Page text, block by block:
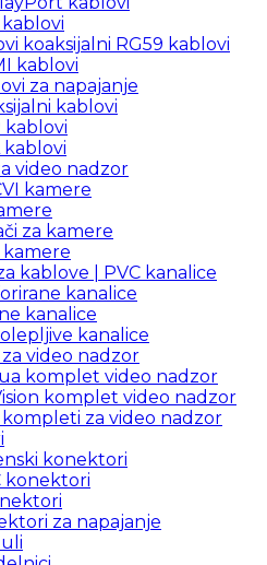
kablovi
koaksijalni RG59 kablovi
kablovi
za napajanje
kablovi
kablovi
kablovi
video nadzor
kamere
za kamere
kamere
kablove | PVC kanalice
kanalice
kanalice
kanalice
video nadzor
komplet video nadzor
komplet video nadzor
kompleti za video nadzor
konektori
konektori
za napajanje